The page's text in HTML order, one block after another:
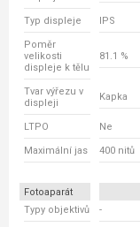
Typ displeje IPS
Poměr
velikosti
displeje k tělu
81.1 %
Tvar výřezu v
displeji
Kapka
LTPO Ne
Maximální jas 400 nitů
Fotoaparát
Typy objektivů
-